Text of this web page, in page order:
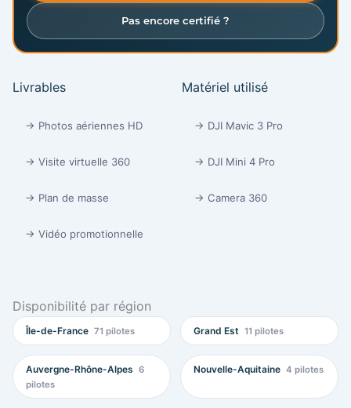
Pas encore certifié ?
Livrables
→ Photos aériennes HD
→ Visite virtuelle 360
→ Plan de masse
→ Vidéo promotionnelle
Matériel utilisé
→ DJI Mavic 3 Pro
→ DJI Mini 4 Pro
→ Camera 360
Disponibilité par région
Île-de-France 71 pilotes Grand Est 11 pilotes
Auvergne-Rhône-Alpes 6
pilotes
Nouvelle-Aquitaine 4 pilotes